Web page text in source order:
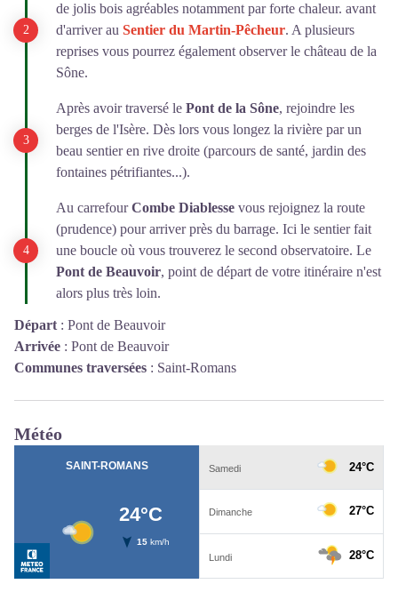
de jolis bois agréables notamment par forte chaleur. avant
d'arriver au Sentier du Martin-Pêcheur. A plusieurs
reprises vous pourrez également observer le château de la
Sône.
Après avoir traversé le Pont de la Sône, rejoindre les
berges de l'Isère. Dès lors vous longez la rivière par un
beau sentier en rive droite (parcours de santé, jardin des
fontaines pétrifiantes...).
Au carrefourCombe Diablesse vous rejoignez la route
(prudence) pour arriver près du barrage. Ici le sentier fait
une boucle où vous trouverez le second observatoire. Le
Pont de Beauvoir, point de départ de votre itinéraire n'est
alors plus très loin.
Départ : Pont de Beauvoir
Arrivée : Pont de Beauvoir
Communes traversées : Saint-Romans
Météo